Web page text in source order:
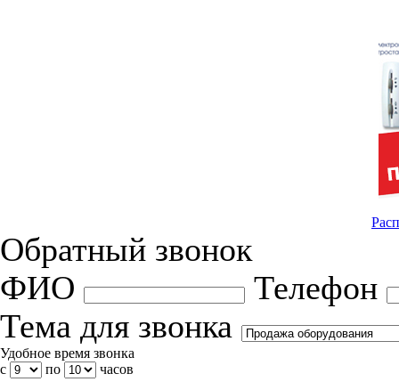
Обратный звонок
ФИО
Телефон
Тема для звонка
Удобное время звонка
с
по часов